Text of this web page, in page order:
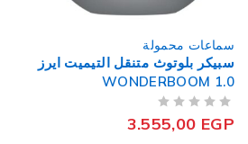
سماعات محمولة
سبيكر راديو بالطاقة الشمسية
متنقل H@F F111
410,00 EGP